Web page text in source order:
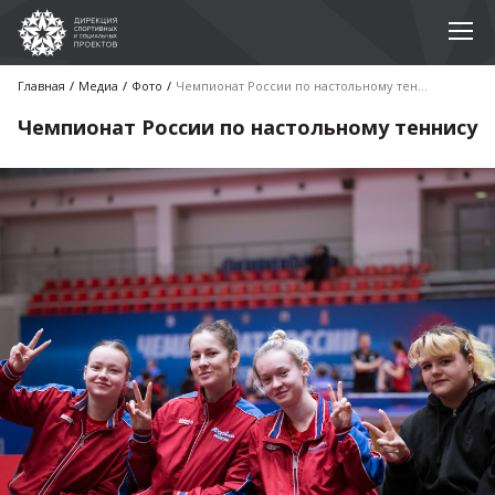
Главная Медиа Фото Чемпионат России по настольному теннису
Чемпионат России по настольному теннису